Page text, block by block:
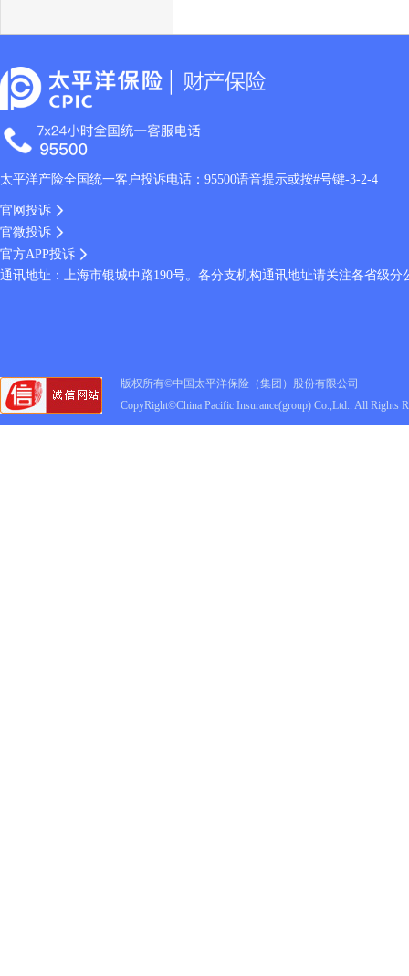
太平洋产险全国统一客户投诉电话：95500语音提示或按#号键-3-2-4
官网投诉
官微投诉
官方APP投诉
通讯地址：上海市银城中路190号。各分支机构通讯地址请关注各省级
版权所有©中国太平洋保险（集团）股份有限公司
CopyRight©China Pacific Insurance(group) Co.,Ltd.. All Rights